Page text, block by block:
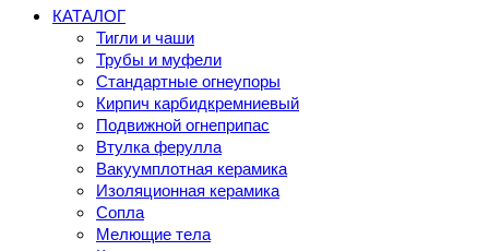
КАТАЛОГ
Тигли и чаши
Трубы и муфели
Стандартные огнеупоры
Кирпич карбидкремниевый
Подвижной огнеприпас
Втулка ферулла
Вакуумплотная керамика
Изоляционная керамика
Сопла
Мелющие тела